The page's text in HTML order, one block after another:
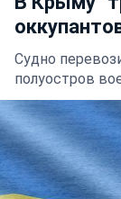
Судно
полуостров